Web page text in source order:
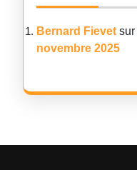
Bernard Fievet sur
novembre 2025